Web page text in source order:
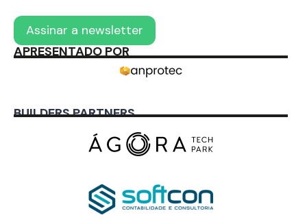
APRESENTADO POR
BUILDERS PARTNERS